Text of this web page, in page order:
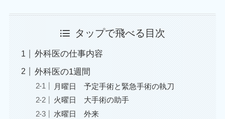
タップで飛べる目次
外科医の仕事内容
外科医の1週間
月曜日 予定手術と緊急手術の執刀
火曜日 大手術の助手
水曜日 外来